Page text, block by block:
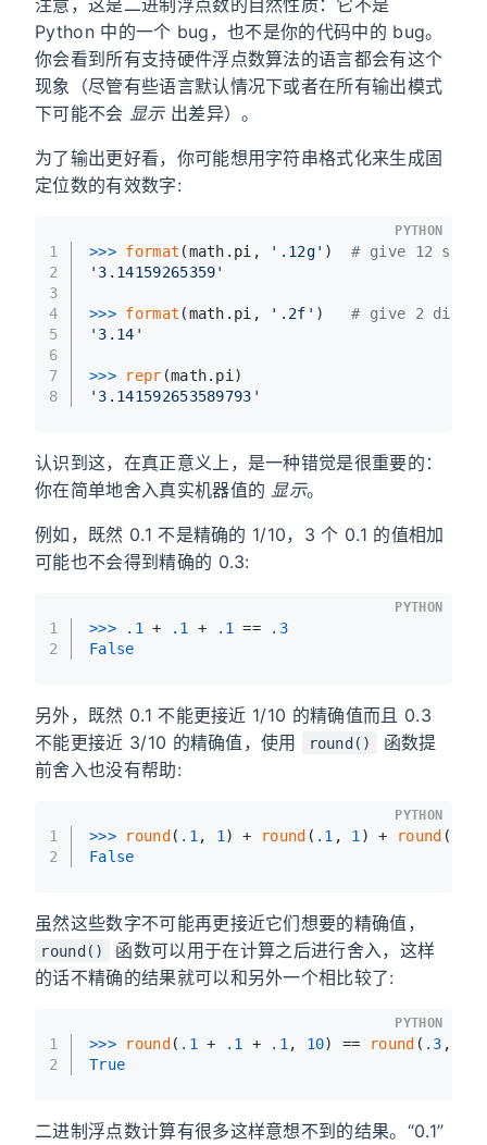
Python 中的一个 bug，也不是你的代码中的 bug。
你会看到所有支持硬件浮点数算法的语言都会有这个
现象（尽管有些语言默认情况下或者在所有输出模式
下可能不会 显示出差异）。
为了输出更好看，你可能想用字符串格式化来生成固
定位数的有效数字:
1
2
3
4
5
6
7
8
>>> format (math.pi, '.12g' ) # give 12
'3.14159265359'
>>> format (math.pi, '.2f' ) # give 2
'3.14'
>>> repr (math.pi)
'3.141592653589793'
PYTHON
认识到这，在真正意义上，是一种错觉是很重要的：
你在简单地舍入真实机器值的 显示。
例如，既然 0.1 不是精确的 1/10，3 个 0.1 的值相加
可能也不会得到精确的 0.3:
1
2
>>> .1 + .1 + .1 ==
.3
False
PYTHON
另外，既然 0.1 不能更接近 1/10 的精确值而且 0.3
不能更接近 3/10 的精确值，使用
round()
函数提
前舍入也没有帮助:
1
2
>>> round ( .1 , 1 ) + round ( .1 , 1 ) + round (
False
PYTHON
虽然这些数字不可能再更接近它们想要的精确值，
round()
函数可以用于在计算之后进行舍入，这样
的话不精确的结果就可以和另外一个相比较了:
1
2
>>> round ( .1 + .1 + .1 , 10) == round ( .3 ,
True
PYTHON
二进制浮点数计算有很多这样意想不到的结果。“0.1”